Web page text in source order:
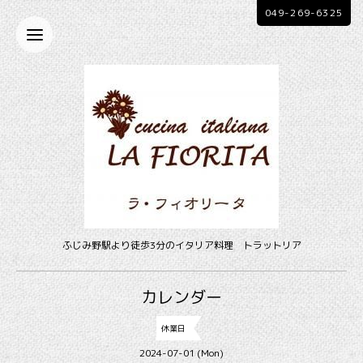
ふじみ野駅より徒歩3分のイタリア料理 トラットリア
049-269-6325
カレンダー
休業日
2024-07-01 (Mon)